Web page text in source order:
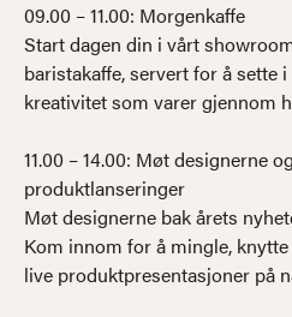
09.00 – 11.00: Morgenkaffe
Start dagen din i vårt
baristakaffe, servert for å sette
kreativitet som varer gjennom
11.00 – 14.00: Møt designerne
produktlanseringer
Møt designerne bak årets
Kom innom for å mingle,
live produktpresentasjoner på